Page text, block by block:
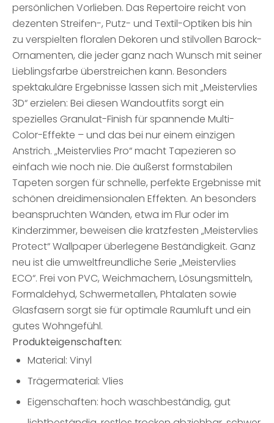
persönlichen Vorlieben. Das Repertoire reicht von
dezenten Streifen-, Putz- und Textil-Optiken bis hin
zu verspielten floralen Dekoren und stilvollen Barock-
Ornamenten, die jeder ganz nach Wunsch mit seiner
Lieblingsfarbe überstreichen kann. Besonders
spektakuläre Ergebnisse lassen sich mit „Meistervlies
3D“ erzielen: Bei diesen Wandoutfits sorgt ein
spezielles Granulat-Finish für spannende Multi-
Color-Effekte – und das bei nur einem einzigen
Anstrich. „Meistervlies Pro“ macht Tapezieren so
einfach wie noch nie. Die äußerst formstabilen
Tapeten sorgen für schnelle, perfekte Ergebnisse mit
schönen dreidimensionalen Effekten. An besonders
beanspruchten Wänden, etwa im Flur oder im
Kinderzimmer, beweisen die kratzfesten „Meistervlies
Protect“ Wallpaper überlegene Beständigkeit. Ganz
neu ist die umweltfreundliche Serie „Meistervlies
ECO“. Frei von PVC, Weichmachern, Lösungsmitteln,
Formaldehyd, Schwermetallen, Phtalaten sowie
Glasfasern sorgt sie für optimale Raumluft und ein
gutes Wohngefühl.
Produkteigenschaften:
Material: Vinyl
Trägermaterial: Vlies
Eigenschaften: hoch waschbeständig, gut